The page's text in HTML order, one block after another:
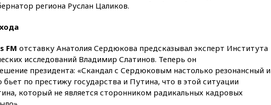
вчера, 20:35
сбила 200 украинских
беспилотников
вчера, 20:20 Третий комплект
региона Руслан Цаликов.
FM отставку Анатолия Сердюкова предсказывал эксперт Института
исследований Владимир Слатинов. Теперь он
президента: «Скандал с Сердюковым настолько резонансный и
по престижу государства и Путина, что в этой ситуации
который не является сторонником радикальных кадровых